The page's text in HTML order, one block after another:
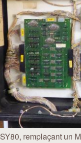
remplaçant un